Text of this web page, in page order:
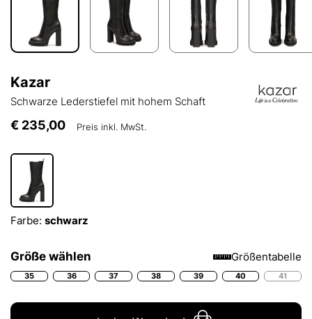
Kazar
Schwarze Lederstiefel mit hohem Schaft
€ 235,00 Preis inkl. MwSt.
Farbe: schwarz
Größe wählen Größentabelle
35 36 37 38 39 40 41